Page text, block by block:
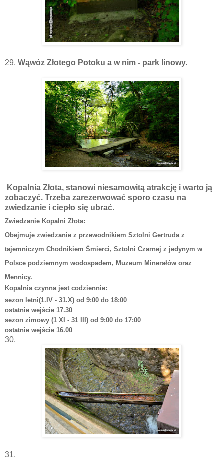
29. Wąwóz Złotego Potoku a w nim - park linowy.
Kopalnia Złota, stanowi niesamowitą atrakcję i warto ją
zobaczyć. Trzeba zarezerwować sporo czasu na
zwiedzanie i ciepło się ubrać.
Zwiedzanie Kopalni Złota:
Obejmuje zwiedzanie z przewodnikiem Sztolni Gertruda z
tajemniczym Chodnikiem Śmierci, Sztolni Czarnej z jedynym w
Polsce podziemnym wodospadem, Muzeum Minerałów oraz
Mennicy.
Kopalnia czynna jest codziennie:
sezon letni(1.IV - 31.X) od 9:00 do 18:00
ostatnie wejście 17.30
sezon zimowy (1 XI - 31 III) od 9:00 do 17:00
ostatnie wejście 16.00
30.
31.